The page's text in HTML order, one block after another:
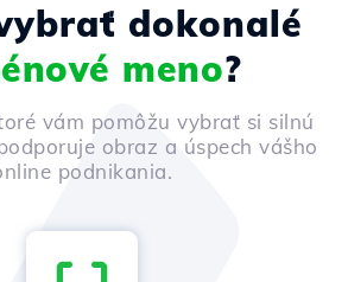
dokonalé
meno?
vám pomôžu vybrať si silnú
obraz a úspech vášho
podnikania.